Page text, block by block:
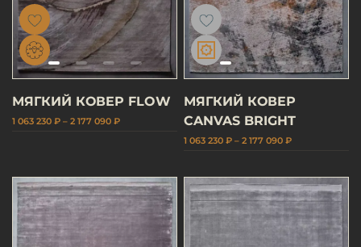
МЯГКИЙ КОВЕР FLOW
1 063 230 ₽ – 2 177 090 ₽
МЯГКИЙ КОВЕР
CANVAS BRIGHT
1 063 230 ₽ – 2 177 090 ₽